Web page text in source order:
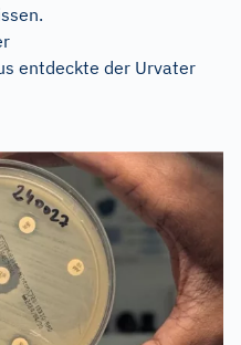
entdeckte der Urvater